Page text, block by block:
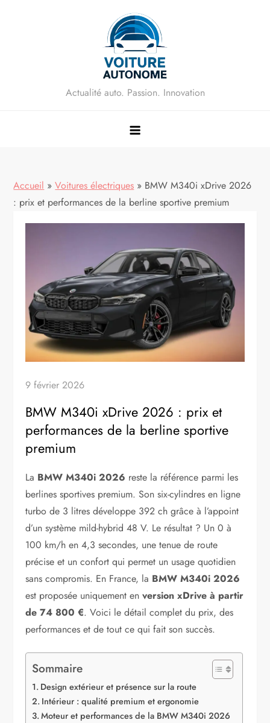
Actualité auto. Passion. Innovation
Accueil » Voitures électriques » BMW M340i xDrive 2026
: prix et performances de la berline sportive premium
9 février 2026
BMW M340i xDrive 2026 : prix et
performances de la berline sportive
premium
La BMW M340i 2026 reste la référence parmi les
berlines sportives premium. Son six-cylindres en ligne
turbo de 3 litres développe 392 ch grâce à l’appoint
d’un système mild-hybrid 48 V. Le résultat ? Un 0 à
100 km/h en 4,3 secondes, une tenue de route
précise et un confort qui permet un usage quotidien
sans compromis. En France, la BMW M340i 2026
est proposée uniquement enversion xDrive à partir
de 74 800 €. Voici le détail complet du prix, des
performances et de tout ce qui fait son succès.
Sommaire
Design extérieur et présence sur la route
Intérieur : qualité premium et ergonomie
Moteur et performances de la BMW M340i 2026